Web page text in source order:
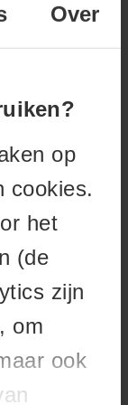
Over
op
cookies.
het
(de
zijn
om
ook
Al Mare